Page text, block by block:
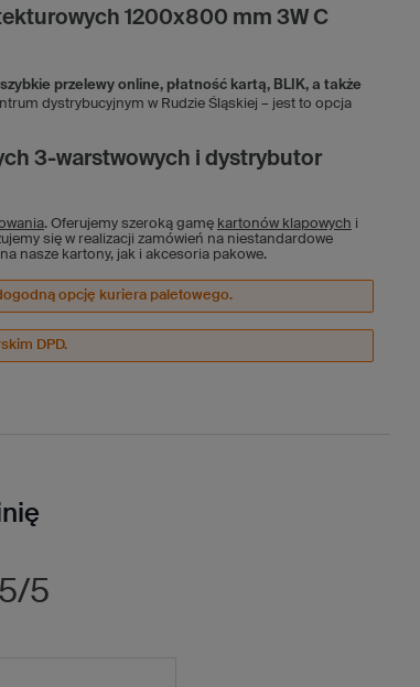
1200x800 mm 3W C
przelewy online, płatność kartą, BLIK, a także
dystrybucyjnym w Rudzie Śląskiej – jest to opcja
3-warstwowych i dystrybutor
. Oferujemy szeroką gamę kartonów klapowych i
się w realizacji zamówień na niestandardowe
nasze kartony, jak i akcesoria pakowe.
opcję kuriera paletowego.
DPD.
5/5